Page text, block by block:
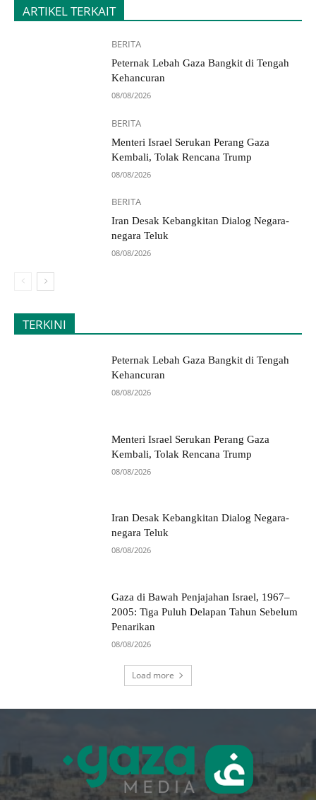
ARTIKEL TERKAIT
BERITA
Peternak Lebah Gaza Bangkit di Tengah
Kehancuran
08/08/2026
BERITA
Menteri Israel Serukan Perang Gaza
Kembali, Tolak Rencana Trump
08/08/2026
BERITA
Iran Desak Kebangkitan Dialog Negara-
negara Teluk
08/08/2026
TERKINI
Peternak Lebah Gaza Bangkit di Tengah
Kehancuran
08/08/2026
Menteri Israel Serukan Perang Gaza
Kembali, Tolak Rencana Trump
08/08/2026
Iran Desak Kebangkitan Dialog Negara-
negara Teluk
08/08/2026
Gaza di Bawah Penjajahan Israel, 1967–
2005: Tiga Puluh Delapan Tahun Sebelum
Penarikan
08/08/2026
Load more